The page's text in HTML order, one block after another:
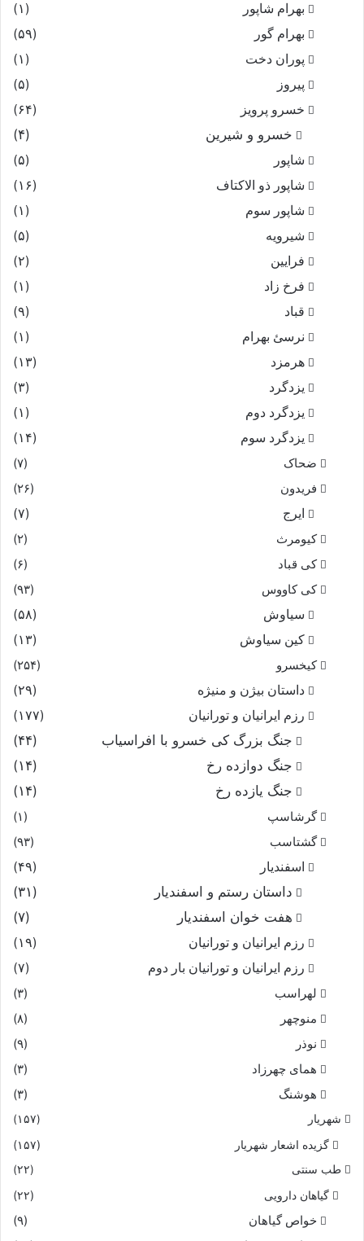
بهرام شاپور
(۱)
بهرام گور
(۵۹)
پوران دخت
(۱)
پیروز
(۵)
خسرو پرویز
(۶۴)
خسرو و شیرین (۴)
شاپور
(۵)
شاپور ذو الاکتاف
(۱۶)
شاپور سوم‏
(۱)
شیرویه
(۵)
فرایین
(۲)
فرخ زاد
(۱)
قباد
(۹)
نرسئ بهرام‏
(۱)
هرمزد
(۱۳)
یزدگرد
(۳)
یزدگرد دوم
(۱)
یزدگرد سوم
(۱۴)
ضحاک
(۷)
فریدون
(۲۶)
ایرج
(۷)
کیومرث
(۲)
کی قباد
(۶)
کی کاووس
(۹۳)
سیاوش
(۵۸)
کین سیاوش
(۱۳)
کیخسرو
(۲۵۴)
داستان بیژن و منیژه
(۲۹)
رزم ایرانیان و تورانیان
(۱۷۷)
جنگ بزرگ کی خسرو با افراسیاب
(۴۴)
جنگ دوازده رخ
(۱۴)
جنگ یازده رخ
(۱۴)
گرشاسپ
(۱)
گشتاسب
(۹۳)
اسفندیار
(۴۹)
داستان رستم و اسفندیار
(۳۱)
هفت خوان اسفندیار
(۷)
رزم ایرانیان و تورانیان
(۱۹)
رزم ایرانیان و تورانیان بار دوم
(۷)
لهراسب
(۳)
منوچهر
(۸)
نوذر
(۹)
هماى چهرزاد
(۳)
هوشنگ
(۳)
شهریار (۱۵۷)
گزیده اشعار شهریار (۱۵۷)
طب سنتی (۲۲)
گیاهان دارویی (۲۲)
خواص گیاهان
(۹)